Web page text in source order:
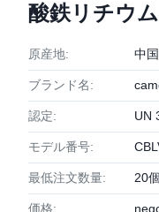
酸鉄リチウ
原産地: 中国
ブランド名:
認定: UN
モデル番号:
最低注文数量: 20個
価格: